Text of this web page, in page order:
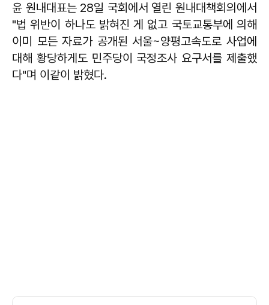
윤 원내대표는 28일 국회에서 열린 원내대책회의에서
"법 위반이 하나도 밝혀진 게 없고 국토교통부에 의해
이미 모든 자료가 공개된 서울~양평고속도로 사업에
대해 황당하게도 민주당이 국정조사 요구서를 제출했
다"며 이같이 밝혔다.